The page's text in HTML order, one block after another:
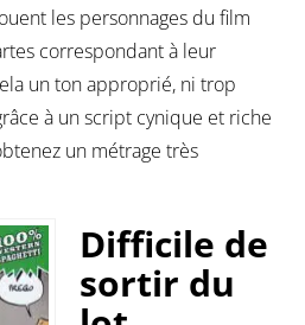
les personnages du film
correspondant à leur
un ton approprié, ni trop
à un script cynique et riche
un métrage très
Difficile de
sortir du